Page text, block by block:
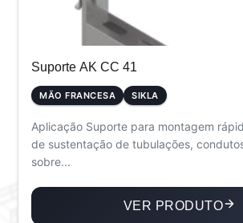
Suporte AK CC 41
MÃO FRANCESA SIKLA
Aplicação Suporte para montagem
de sustentação de tubulações,
sobre...
VER PRODUTO